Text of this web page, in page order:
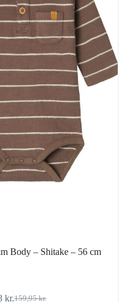
Body – Shitake – 56 cm
159,95kr.
kr.